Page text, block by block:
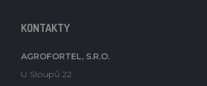
KONTAKTY
AGROFORTEL, S.R.O.
U Sloupů 22